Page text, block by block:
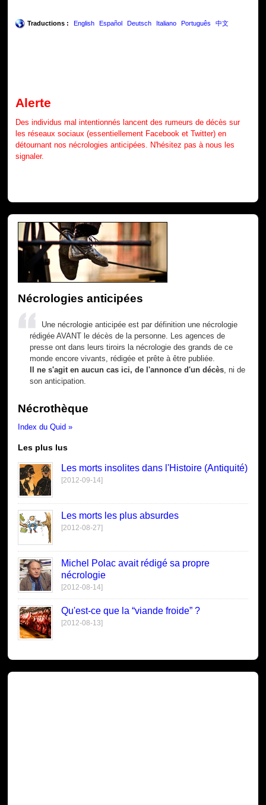
Traductions : English Español Deutsch Italiano Português 中文
Alerte
Des individus mal intentionnés lancent des rumeurs de décès sur
les réseaux sociaux (essentiellement Facebook et Twitter) en
détournant nos nécrologies anticipées. N'hésitez pas à nous les
signaler.
Nécrologies anticipées
Une nécrologie anticipée est par définition une nécrologie
rédigée AVANT le décès de la personne. Les agences de
presse ont dans leurs tiroirs la nécrologie des grands de ce
monde encore vivants, rédigée et prête à être publiée.
Il ne s'agit en aucun cas ici, de l'annonce d'un décès , ni de
son anticipation.
Nécrothèque
Index du Quid »
Les plus lus
Les morts insolites dans l'Histoire (Antiquité)
[2012-09-14]
Les morts les plus absurdes
[2012-08-27]
Michel Polac avait rédigé sa propre
nécrologie
[2012-08-14]
Qu'est-ce que la “viande froide” ?
[2012-08-13]